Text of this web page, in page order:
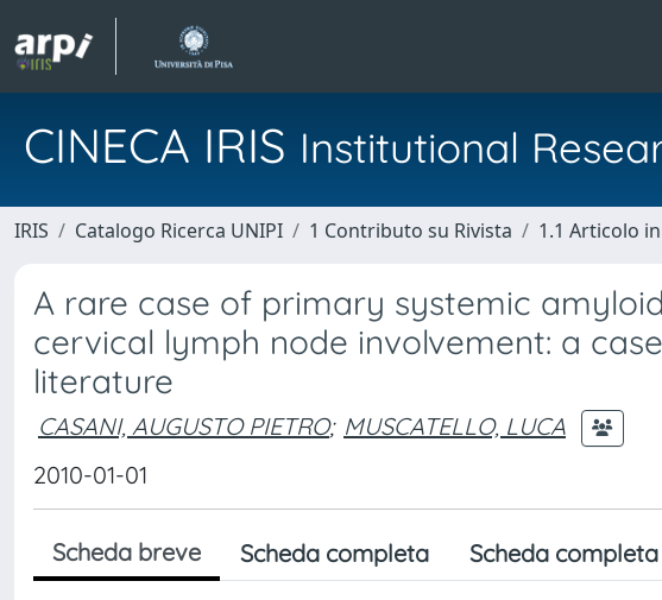
CINECA IRIS Institutional
IRIS Catalogo Ricerca UNIPI 1 Contributo su Rivista 1.1 Articolo
A rare case of primary systemic
cervical lymph node involvement: a
literature
CASANI, AUGUSTO PIETRO; MUSCATELLO, LUCA
2010-01-01
Scheda breve Scheda completa Scheda completa